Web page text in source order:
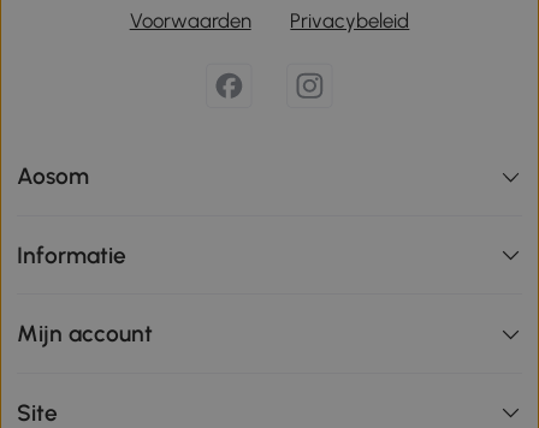
Voorwaarden Privacybeleid
Aosom
Informatie
Mijn account
Site